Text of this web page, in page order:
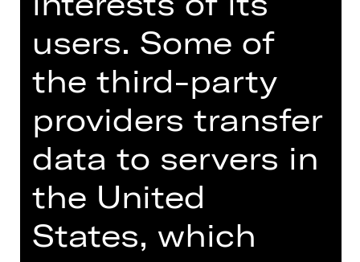
Einblick in die Probenarbeit des
hauseigenen Jugendorchesters. Bitte
beachten Sie, dass nur ein sehr
begrenztes Kartenkontingent
vorhanden ist.
Anmeldung mit Nennung der
vollständigen Besuchernamen
users. Some of
the third-party
providers transfer
data to servers in
the United
States, which